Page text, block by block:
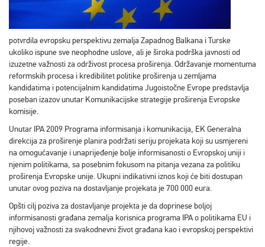
potvrdila evropsku perspektivu zemalja Zapadnog Balkana i Turske
ukoliko ispune sve neophodne uslove, ali je široka podrška javnosti od
izuzetne važnosti za održivost procesa proširenja. Održavanje momentuma
reformskih procesa i kredibilitet politike proširenja u zemljama
kandidatima i potencijalnim kandidatima Jugoistočne Evrope predstavlja
poseban izazov unutar Komunikacijske strategije proširenja Evropske
komisije.
Unutar IPA 2009 Programa informisanja i komunikacija, EK Generalna
direkcija za proširenje planira podržati seriju projekata koji su usmjereni
na omogućavanje i unaprijeđenje bolje informisanosti o Evropskoj uniji i
njenim politikama, sa posebnim fokusom na pitanja vezana za politiku
proširenja Evropske unije. Ukupni indikativni iznos koji će biti dostupan
unutar ovog poziva na dostavljanje projekata je 700 000 eura.
Opšti cilj poziva za dostavljanje projekta je da doprinese boljoj
informisanosti građana zemalja korisnica programa IPA o politikama EU i
njihovoj važnosti za svakodnevni život građana kao i evropskoj perspektivi
regije.